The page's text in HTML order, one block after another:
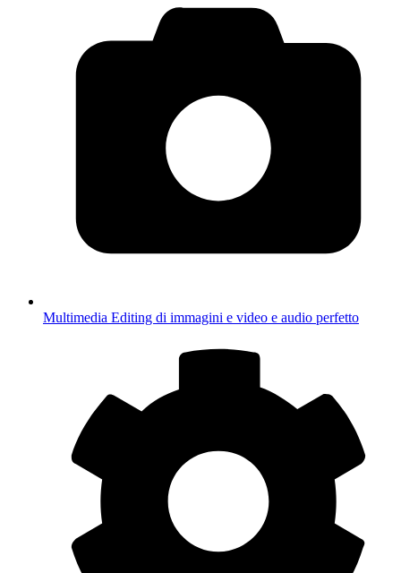
Multimedia Editing di immagini e video e audio perfetto